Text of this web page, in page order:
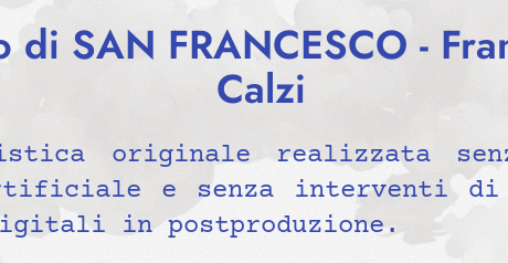
SAN FRANCESCO -
Calzi
originale realizzata
e senza interventi di
in postproduzione.